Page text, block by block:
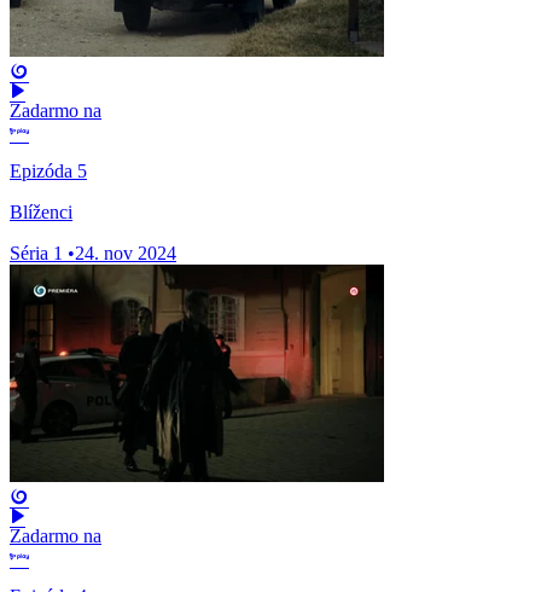
Zadarmo na
Epizóda 5
Blíženci
Séria 1 •24. nov 2024
Zadarmo na